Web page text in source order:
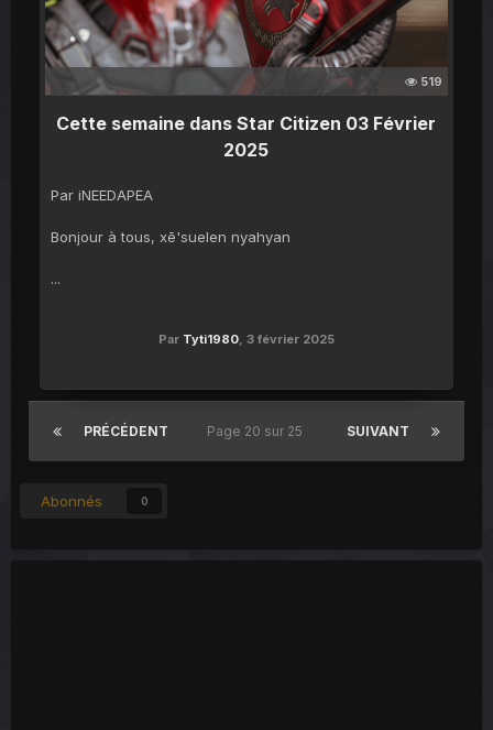
519
Cette semaine dans Star Citizen 03 Février
2025
Par iNEEDAPEA
Bonjour à tous, xē'suelen nyahyan
...
Par Tyti1980, 3 février 2025
PRÉCÉDENT SUIVANT
Page 20 sur 25
Abonnés 0